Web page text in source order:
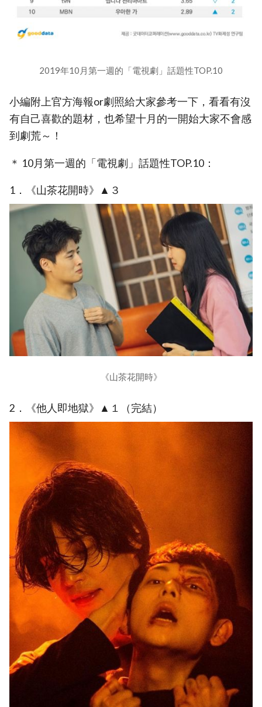
2019年10月第一週的「電視劇」話題性TOP.10
小編附上官方海報or劇照給大家參考一下，看看有沒
有自己喜歡的題材，也希望十月的一開始大家不會感
到劇荒～！
＊ 10月第一週的「電視劇」話題性TOP.10：
1．《山茶花開時》▲３
《山茶花開時》
2．《他人即地獄》▲１（完結）